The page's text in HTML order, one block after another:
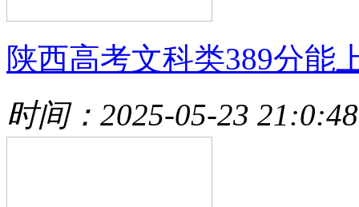
陕西高考文科类389分能
时间：2025-05-23 21:0:48